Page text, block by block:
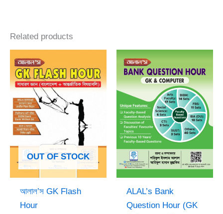
Related products
OUT OF STOCK
আলাল’স GK Flash
Hour
was:
360.00৳.
is:
250.00৳.
ALAL’s Bank
Question Hour (GK